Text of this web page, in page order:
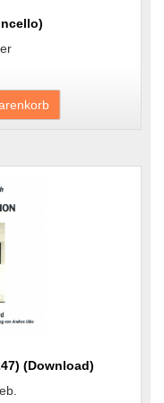
(Download)